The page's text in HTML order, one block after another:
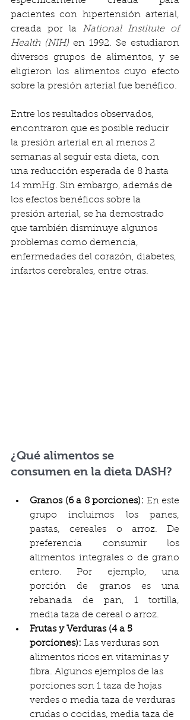
pacientes con hipertensión arterial,
creada por la National Institute of
Health (NIH) en 1992. Se estudiaron
diversos grupos de alimentos, y se
eligieron los alimentos cuyo efecto
sobre la presión arterial fue benéfico.
Entre los resultados observados,
encontraron que es posible reducir
la presión arterial en al menos 2
semanas al seguir esta dieta, con
una reducción esperada de 8 hasta
14 mmHg. Sin embargo, además de
los efectos benéficos sobre la
presión arterial, se ha demostrado
que también disminuye algunos
problemas como demencia,
enfermedades del corazón, diabetes,
infartos cerebrales, entre otras.
¿Qué alimentos se
consumen en la dieta DASH?
Granos (6 a 8 porciones): En este
grupo incluimos los panes,
pastas, cereales o arroz. De
preferencia consumir los
alimentos integrales o de grano
entero. Por ejemplo, una
porción de granos es una
rebanada de pan, 1 tortilla,
media taza de cereal o arroz.
Frutas y Verduras (4 a 5
porciones): Las verduras son
alimentos ricos en vitaminas y
fibra. Algunos ejemplos de las
porciones son 1 taza de hojas
verdes o media taza de verduras
crudas o cocidas, media taza de